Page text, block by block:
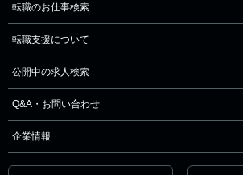
転職のお仕事検索
転職支援について
公開中の求人検索
Q&A・お問い合わせ
企業情報